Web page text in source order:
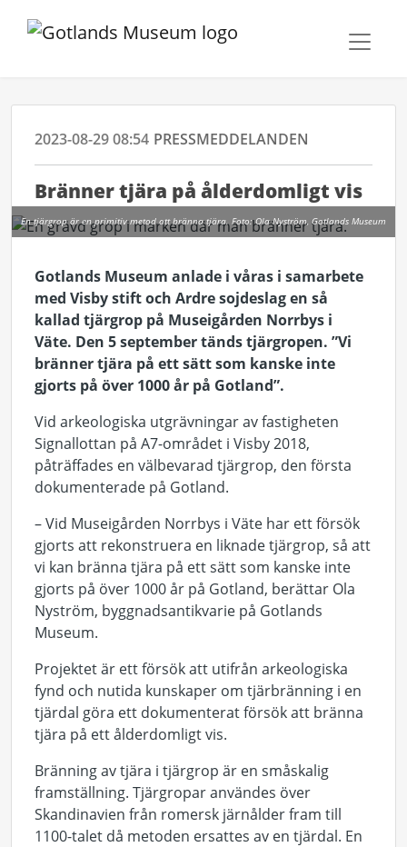
2023-08-29 08:54 PRESSMEDDELANDEN
Bränner tjära på ålderdomligt vis
En tjärgrop är en primitiv metod att bränna tjära. Foto: Ola Nyström, Gotlands Museum
Gotlands Museum anlade i våras i samarbete
med Visby stift och Ardre sojdeslag en så
kallad tjärgrop på Museigården Norrbys i
Väte. Den 5 september tänds tjärgropen. ”Vi
bränner tjära på ett sätt som kanske inte
gjorts på över 1000 år på Gotland”.
Vid arkeologiska utgrävningar av fastigheten
Signallottan på A7-området i Visby 2018,
påträffades en välbevarad tjärgrop, den första
dokumenterade på Gotland.
– Vid Museigården Norrbys i Väte har ett försök
gjorts att rekonstruera en liknade tjärgrop, så att
vi kan bränna tjära på ett sätt som kanske inte
gjorts på över 1000 år på Gotland, berättar Ola
Nyström, byggnadsantikvarie på Gotlands
Museum.
Projektet är ett försök att utifrån arkeologiska
fynd och nutida kunskaper om tjärbränning i en
tjärdal göra ett dokumenterat försök att bränna
tjära på ett ålderdomligt vis.
Bränning av tjära i tjärgrop är en småskalig
framställning. Tjärgropar användes över
Skandinavien från romersk järnålder fram till
1100-talet då metoden ersattes av en tjärdal. En